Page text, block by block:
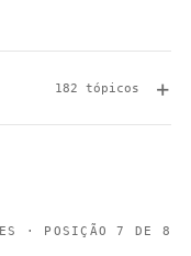
182 tópicos
· POSIÇÃO 7 DE 8